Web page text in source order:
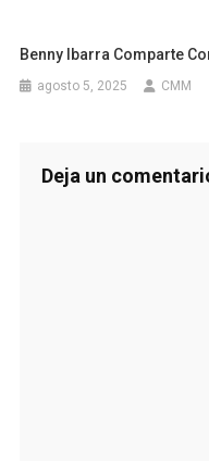
Benny Ibarra Comparte
agosto 5, 2025 CMM
Deja un